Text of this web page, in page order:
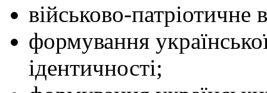
військово-патріотичне
формування
ідентичності;